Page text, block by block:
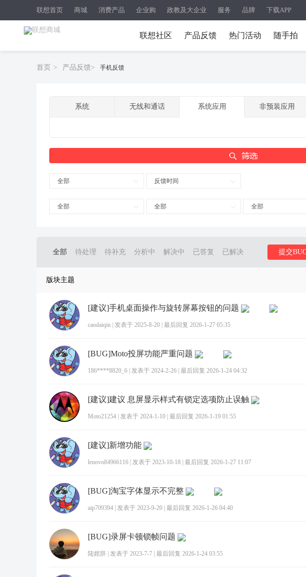
联想首页 商城 消费产品 企业购 政教及大企业 服务 品牌 下载APP
联想社区 产品反馈 热门活动 随手拍
首页 > 产品反馈> 手机反馈
系统 无线和通话 系统应用 非预装应用
全部 反馈时间
全部 全部 全部
全部 待处理 待补充 分析中 解决中 已答复 已解决 提交
版块主题
[建议]手机桌面操作与旋转屏幕按钮的问题
caodaiqin 发表于 2025-8-20 最后回复 2026-1-27 05:35
[BUG]Moto投屏功能严重问题
186****8820_6 发表于 2024-2-26 最后回复 2026-1-24 04:32
[建议]建议 息屏显示样式有锁定选项防止误触
Moto21254 发表于 2024-1-10 最后回复 2026-1-19 01:55
[建议]新增功能
lenovo84966116 发表于 2023-10-18 最后回复 2026-1-27 11:07
[BUG]淘宝字体显示不完整
aip709394 发表于 2023-9-20 最后回复 2026-1-26 04:40
[BUG]录屏卡顿锁帧问题
陆婠辞 发表于 2023-7-7 最后回复 2026-1-24 03:55